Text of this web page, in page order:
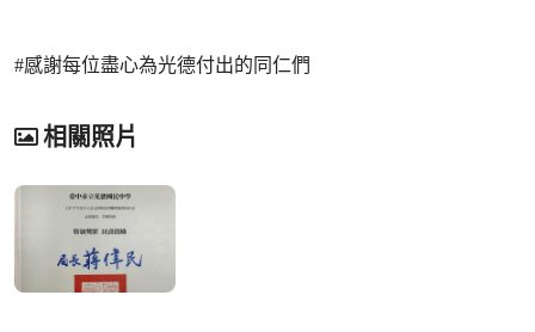
#感謝每位盡心為光德付出的同仁們
相關照片